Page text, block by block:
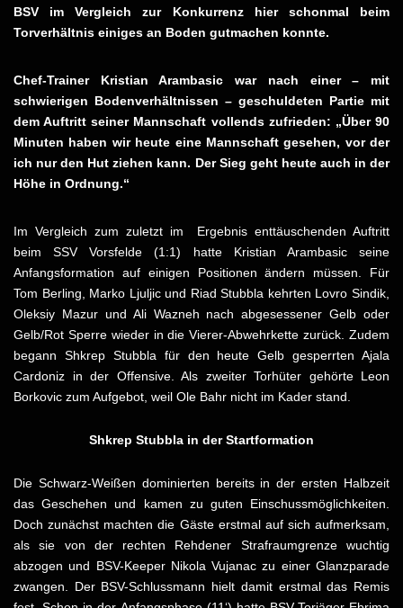
BSV im Vergleich zur Konkurrenz hier schonmal beim
Torverhältnis einiges an Boden gutmachen konnte.
Chef-Trainer Kristian Arambasic war nach einer – mit
schwierigen Bodenverhältnissen – geschuldeten Partie mit
dem Auftritt seiner Mannschaft vollends zufrieden: „Über 90
Minuten haben wir heute eine Mannschaft gesehen, vor der
ich nur den Hut ziehen kann. Der Sieg geht heute auch in der
Höhe in Ordnung.“
Im Vergleich zum zuletzt im Ergebnis enttäuschenden Auftritt
beim SSV Vorsfelde (1:1) hatte Kristian Arambasic seine
Anfangsformation auf einigen Positionen ändern müssen. Für
Tom Berling, Marko Ljuljic und Riad Stubbla kehrten Lovro Sindik,
Oleksiy Mazur und Ali Wazneh nach abgesessener Gelb oder
Gelb/Rot Sperre wieder in die Vierer-Abwehrkette zurück. Zudem
begann Shkrep Stubbla für den heute Gelb gesperrten Ajala
Cardoniz in der Offensive. Als zweiter Torhüter gehörte Leon
Borkovic zum Aufgebot, weil Ole Bahr nicht im Kader stand.
Shkrep Stubbla in der Startformation
Die Schwarz-Weißen dominierten bereits in der ersten Halbzeit
das Geschehen und kamen zu guten Einschussmöglichkeiten.
Doch zunächst machten die Gäste erstmal auf sich aufmerksam,
als sie von der rechten Rehdener Strafraumgrenze wuchtig
abzogen und BSV-Keeper Nikola Vujanac zu einer Glanzparade
zwangen. Der BSV-Schlussmann hielt damit erstmal das Remis